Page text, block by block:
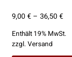
9,00€– 36,50€
bis
Enthält 19% MwSt.
zzgl. Versand